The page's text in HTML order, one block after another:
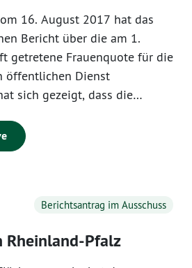
16. August 2017 hat das
Bericht über die am 1.
getretene Frauenquote für die
öffentlichen Dienst
sich gezeigt, dass die
ausfallen. Es fällt
der Unternehmen unter die
der Quote von 25
auf 21,2 % gesteigert.
Berichtsantrag im Ausschuss
Rheinland-Pfalz